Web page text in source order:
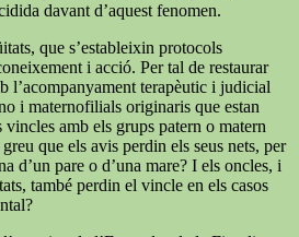
davant d’aquest fenomen.
que s’estableixin protocols
i acció. Per tal de restaurar
l’acompanyament terapèutic i judicial
i maternofilials originaris que estan
vincles amb els grups patern o matern
que els avis perdin els seus nets, per
d’un pare o d’una mare? I els oncles, i
també perdin el vincle en els casos